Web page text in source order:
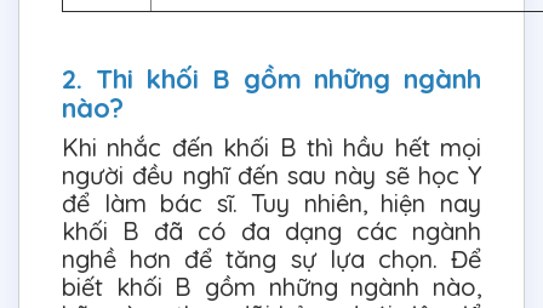
2. Thi khối B gồm những ngành
nào?
Khi nhắc đến khối B thì hầu hết mọi
người đều nghĩ đến sau này sẽ học Y
để làm bác sĩ. Tuy nhiên, hiện nay
khối B đã có đa dạng các ngành
nghề hơn để tăng sự lựa chọn. Để
biết khối B gồm những ngành nào,